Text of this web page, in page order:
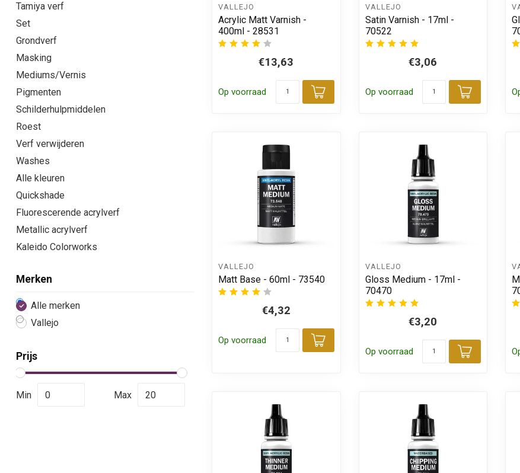
Tamiya verf
Set
Grondverf
Masking
Mediums/Vernis
Pigmenten
Schilderhulpmiddelen
Roest
Verf verwijderen
Washes
Alle kleuren
Quickshade
Fluorescerende acrylverf
Metallic acrylverf
Kaleido Colorworks
Merken
Alle merken
Vallejo
Prijs
Min Max
VALLEJO
Acrylic Matt Varnish -
400ml - 28531
€13,63
Op voorraad
Toevoegen aan winkelwagen
VALLEJO
Satin Varnish - 17ml -
70522
€3,06
Op voorraad
VALLEJO
Matt Base - 60ml - 73540
€4,32
Op voorraad
Toevoegen aan winkelwagen
VALLEJO
Gloss Medium - 17ml -
70470
€3,20
Op voorraad